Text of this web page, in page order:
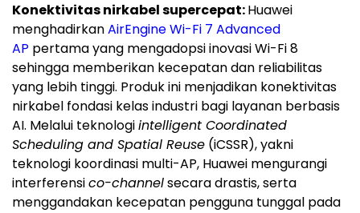
Konektivitas nirkabel supercepat:Huawei
menghadirkanAirEngine Wi-Fi 7 Advanced
AP pertama yang mengadopsi inovasi Wi-Fi 8
sehingga memberikan kecepatan dan reliabilitas
yang lebih tinggi. Produk ini menjadikan konektivitas
nirkabel fondasi kelas industri bagi layanan berbasis
AI. Melalui teknologiintelligent Coordinated
Scheduling and Spatial Reuse (iCSSR), yakni
teknologi koordinasi multi-AP, Huawei mengurangi
interferensico-channelsecara drastis, serta
menggandakan kecepatan pengguna tunggal pada